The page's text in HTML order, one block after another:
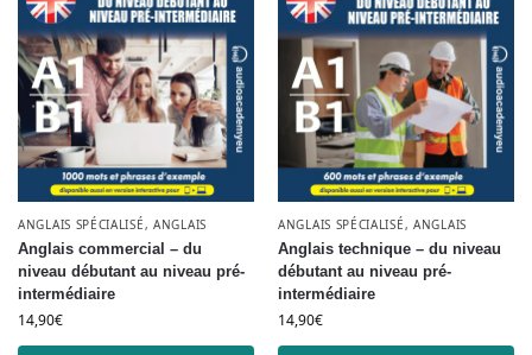
ANGLAIS SPÉCIALISÉ,ANGLAIS
Anglais commercial – du
niveau débutant au niveau pré-
intermédiaire
14,90€
ANGLAIS SPÉCIALISÉ,ANGLAIS
Anglais technique – du niveau
débutant au niveau pré-
intermédiaire
14,90€